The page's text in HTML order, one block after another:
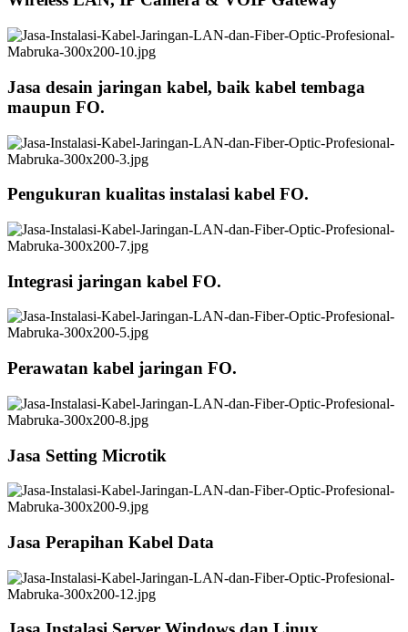
Jasa desain jaringan kabel, baik kabel tembaga
maupun FO.
Pengukuran kualitas instalasi kabel FO.
Integrasi jaringan kabel FO.
Perawatan kabel jaringan FO.
Jasa Setting Microtik
Jasa Perapihan Kabel Data